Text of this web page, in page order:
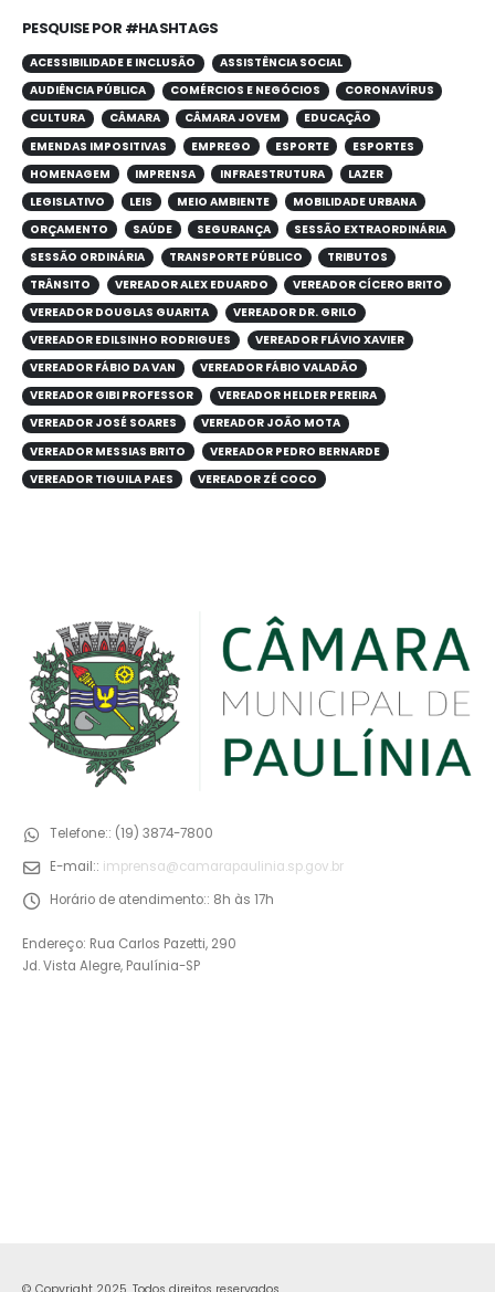
PESQUISE POR #HASHTAGS
ACESSIBILIDADE E INCLUSÃO
ASSISTÊNCIA SOCIAL
AUDIÊNCIA PÚBLICA
COMÉRCIOS E NEGÓCIOS
CORONAVÍRUS
CULTURA
CÂMARA CÂMARA JOVEM
EDUCAÇÃO
EMENDAS IMPOSITIVAS
EMPREGO ESPORTE
ESPORTES
HOMENAGEM
IMPRENSA INFRAESTRUTURA
LAZER
LEGISLATIVO
LEIS MEIO AMBIENTE
MOBILIDADE URBANA
ORÇAMENTO
SAÚDE SEGURANÇA
SESSÃO EXTRAORDINÁRIA
SESSÃO ORDINÁRIA
TRANSPORTE PÚBLICO
TRIBUTOS
TRÂNSITO
VEREADOR ALEX EDUARDO
VEREADOR CÍCERO BRITO
VEREADOR DOUGLAS GUARITA
VEREADOR DR. GRILO
VEREADOR EDILSINHO RODRIGUES
VEREADOR FLÁVIO XAVIER
VEREADOR FÁBIO DA VAN
VEREADOR FÁBIO VALADÃO
VEREADOR GIBI PROFESSOR
VEREADOR HELDER PEREIRA
VEREADOR JOSÉ SOARES
VEREADOR JOÃO MOTA
VEREADOR MESSIAS BRITO
VEREADOR PEDRO BERNARDE
VEREADOR TIGUILA PAES
VEREADOR ZÉ COCO
Telefone:: (19) 3874-7800
E-mail:: imprensa@camarapaulinia.sp.gov.br
Horário de atendimento:: 8h às 17h
Endereço: Rua Carlos Pazetti, 290
Jd. Vista Alegre, Paulínia-SP